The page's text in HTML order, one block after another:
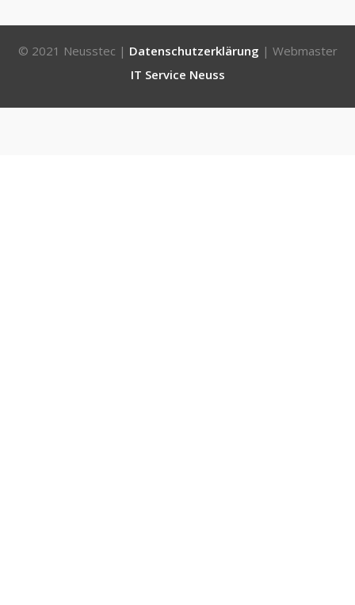
© 2021 Neusstec | Datenschutzerklärung | Webmaster
IT Service Neuss